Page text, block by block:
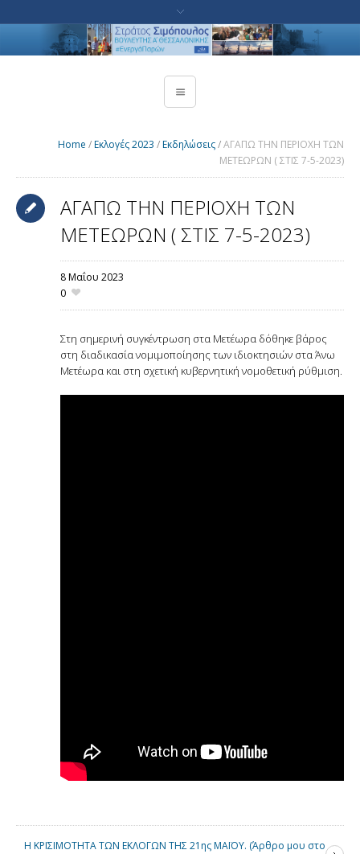
Home /Εκλογές 2023 /Εκδηλώσεις/ΑΓΑΠΩ ΤΗΝ ΠΕΡΙΟΧΗ ΤΩΝ
ΜΕΤΕΩΡΩΝ ( ΣΤΙΣ 7-5-2023)
ΑΓΑΠΩ ΤΗΝ ΠΕΡΙΟΧΗ ΤΩΝ
ΜΕΤΕΩΡΩΝ ( ΣΤΙΣ 7-5-2023)
8 Μαΐου 2023
0
Στη σημερινή συγκέντρωση στα Μετέωρα δόθηκε βάρος
στη διαδικασία νομιμοποίησης των ιδιοκτησιών στα Άνω
Μετέωρα και στη σχετική κυβερνητική νομοθετική ρύθμιση.
Η ΚΡΙΣΙΜΟΤΗΤΑ ΤΩΝ ΕΚΛΟΓΩΝ ΤΗΣ 21ης ΜΑΪΟΥ. (Άρθρο μου στο